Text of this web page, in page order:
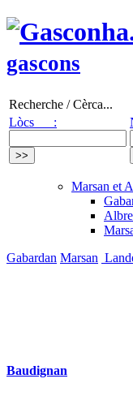
gascons
Recherche / Cèrca...
Lòcs :
Marsan et
Gabardan Marsan
Baudignan